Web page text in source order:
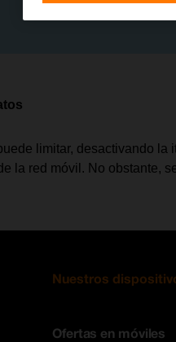
limitar, desactivando
la red móvil. No obstante,
Nuestros
Ofertas en móviles